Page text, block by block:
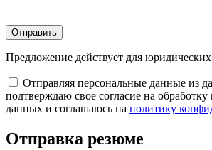
Отправить
Предложение действует для
Отправляя персональные данные из
подтверждаю свое согласие на
данных и соглашаюсь на политику
Отправка резюме